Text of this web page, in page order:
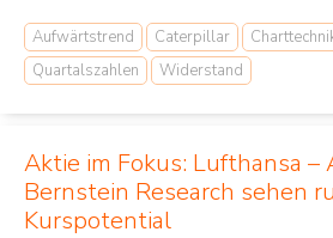
Aufwärtstrend Caterpillar
Quartalszahlen
Widerstand
Aktie im Fokus: Lufthansa –
Bernstein Research sehen
Kurspotential